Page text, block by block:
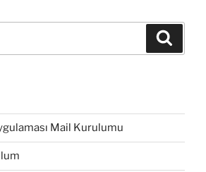
Mail Kurulumu